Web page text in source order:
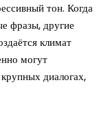
тон. Когда
фразы, другие
климат
могут
диалогах,